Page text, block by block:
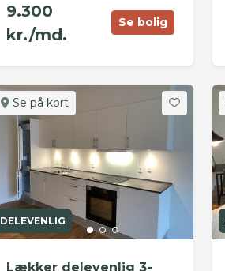
9.300
kr./md.
Se bolig
Se på kort
DELEVENLIG
Lækker delevenlig 3-